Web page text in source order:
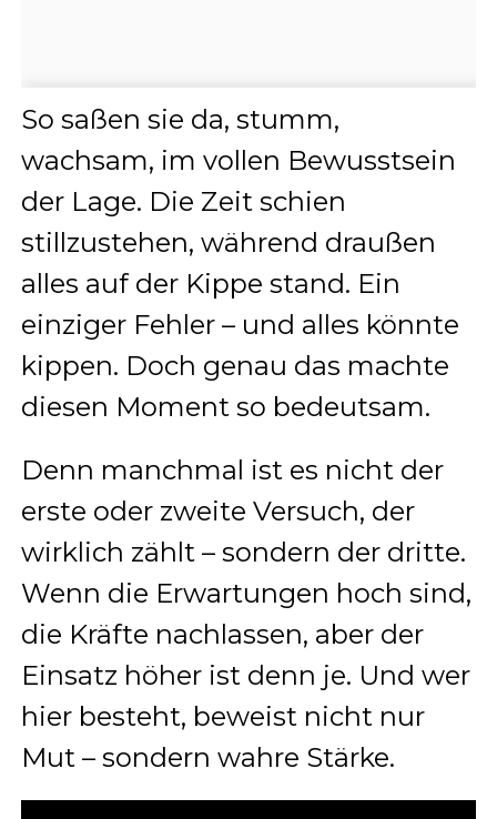
So saßen sie da, stumm,
wachsam, im vollen Bewusstsein
der Lage. Die Zeit schien
stillzustehen, während draußen
alles auf der Kippe stand. Ein
einziger Fehler – und alles könnte
kippen. Doch genau das machte
diesen Moment so bedeutsam.
Denn manchmal ist es nicht der
erste oder zweite Versuch, der
wirklich zählt – sondern der dritte.
Wenn die Erwartungen hoch sind,
die Kräfte nachlassen, aber der
Einsatz höher ist denn je. Und wer
hier besteht, beweist nicht nur
Mut – sondern wahre Stärke.